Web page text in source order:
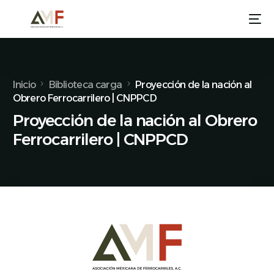
Inicio Biblioteca carga
Proyección de la nación al
Obrero Ferrocarrilero | CNPPCD
Proyección de la nación al Obrero
Ferrocarrilero | CNPPCD